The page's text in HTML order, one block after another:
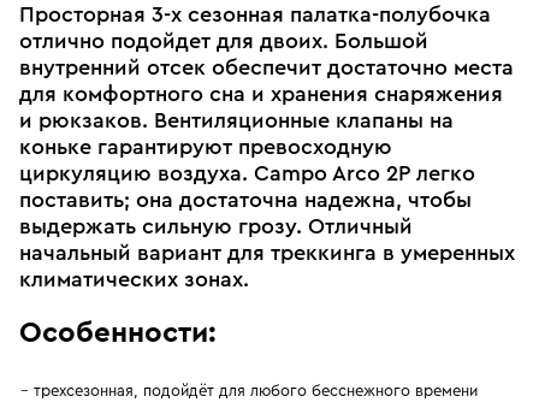
Просторная 3-х сезонная палатка-полубочка
отлично подойдет для двоих. Большой
внутренний отсек обеспечит достаточно места
для комфортного сна и хранения снаряжения
и рюкзаков. Вентиляционные клапаны на
коньке гарантируют превосходную
циркуляцию воздуха. Campo Arco 2P легко
поставить; она достаточна надежна, чтобы
выдержать сильную грозу. Отличный
начальный вариант для треккинга в умеренных
климатических зонах.
Особенности:
трехсезонная, подойдёт для любого бесснежного времени